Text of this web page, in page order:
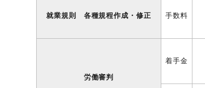
就業規則 各種規程作成・修正 手数料
労働審判
着手金